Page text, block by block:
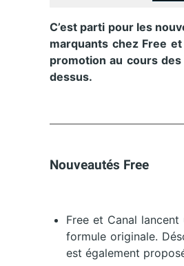
C’est parti pour les
marquants chez Free
promotion au cours
dessus.
Nouveautés Free
Free et Canal lancent
formule originale.
est également